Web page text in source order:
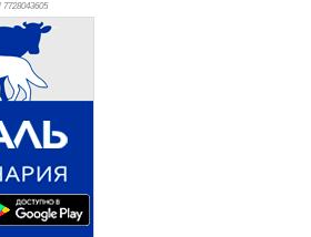
7728043605